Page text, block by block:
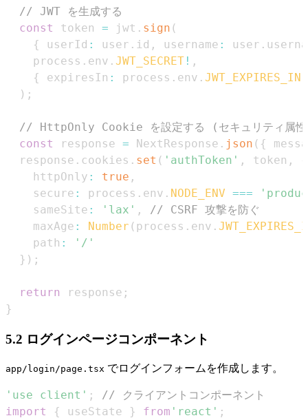
// JWT を生成する
const
token = jwt . sign (
{
userId : user . id , username : user .
    process
. env . JWT_SECRET ! ,
{
expiresIn : process . env . JWT_EXPIRES_IN
) ;
// HttpOnly Cookie を設定する (セキュリティ属
const
response = NextResponse . json ( {
  response
. cookies . set ( 'authToken' , token ,
    httpOnly
: true ,
    secure
: process . env . NODE_ENV ===
    sameSite
: 'lax' ,
// CSRF 攻撃を防ぐ
    maxAge
: Number ( process . env .
    path
:
'/'
} ) ;
return response ;
}
5.2 ログインページコンポーネント
app/login/page.tsx でログインフォームを作成します。
'use client' ;
// クライアントコンポーネント
import
{ useState } from 'react' ;